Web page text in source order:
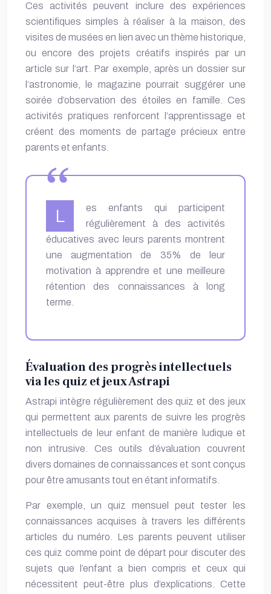
Ces activités peuvent inclure des expériences
scientifiques simples à réaliser à la maison, des
visites de musées en lien avec un thème historique,
ou encore des projets créatifs inspirés par un
article sur l’art. Par exemple, après un dossier sur
l’astronomie, le magazine pourrait suggérer une
soirée d’observation des étoiles en famille. Ces
activités pratiques renforcent l’apprentissage et
créent des moments de partage précieux entre
parents et enfants.
L
es enfants qui participent
régulièrement à des activités
éducatives avec leurs parents montrent
une augmentation de 35% de leur
motivation à apprendre et une meilleure
rétention des connaissances à long
terme.
Évaluation des progrès intellectuels
via les quiz et jeux Astrapi
Astrapi intègre régulièrement des quiz et des jeux
qui permettent aux parents de suivre les progrès
intellectuels de leur enfant de manière ludique et
non intrusive. Ces outils d’évaluation couvrent
divers domaines de connaissances et sont conçus
pour être amusants tout en étant informatifs.
Par exemple, un quiz mensuel peut tester les
connaissances acquises à travers les différents
articles du numéro. Les parents peuvent utiliser
ces quiz comme point de départ pour discuter des
sujets que l’enfant a bien compris et ceux qui
nécessitent peut-être plus d’explications. Cette